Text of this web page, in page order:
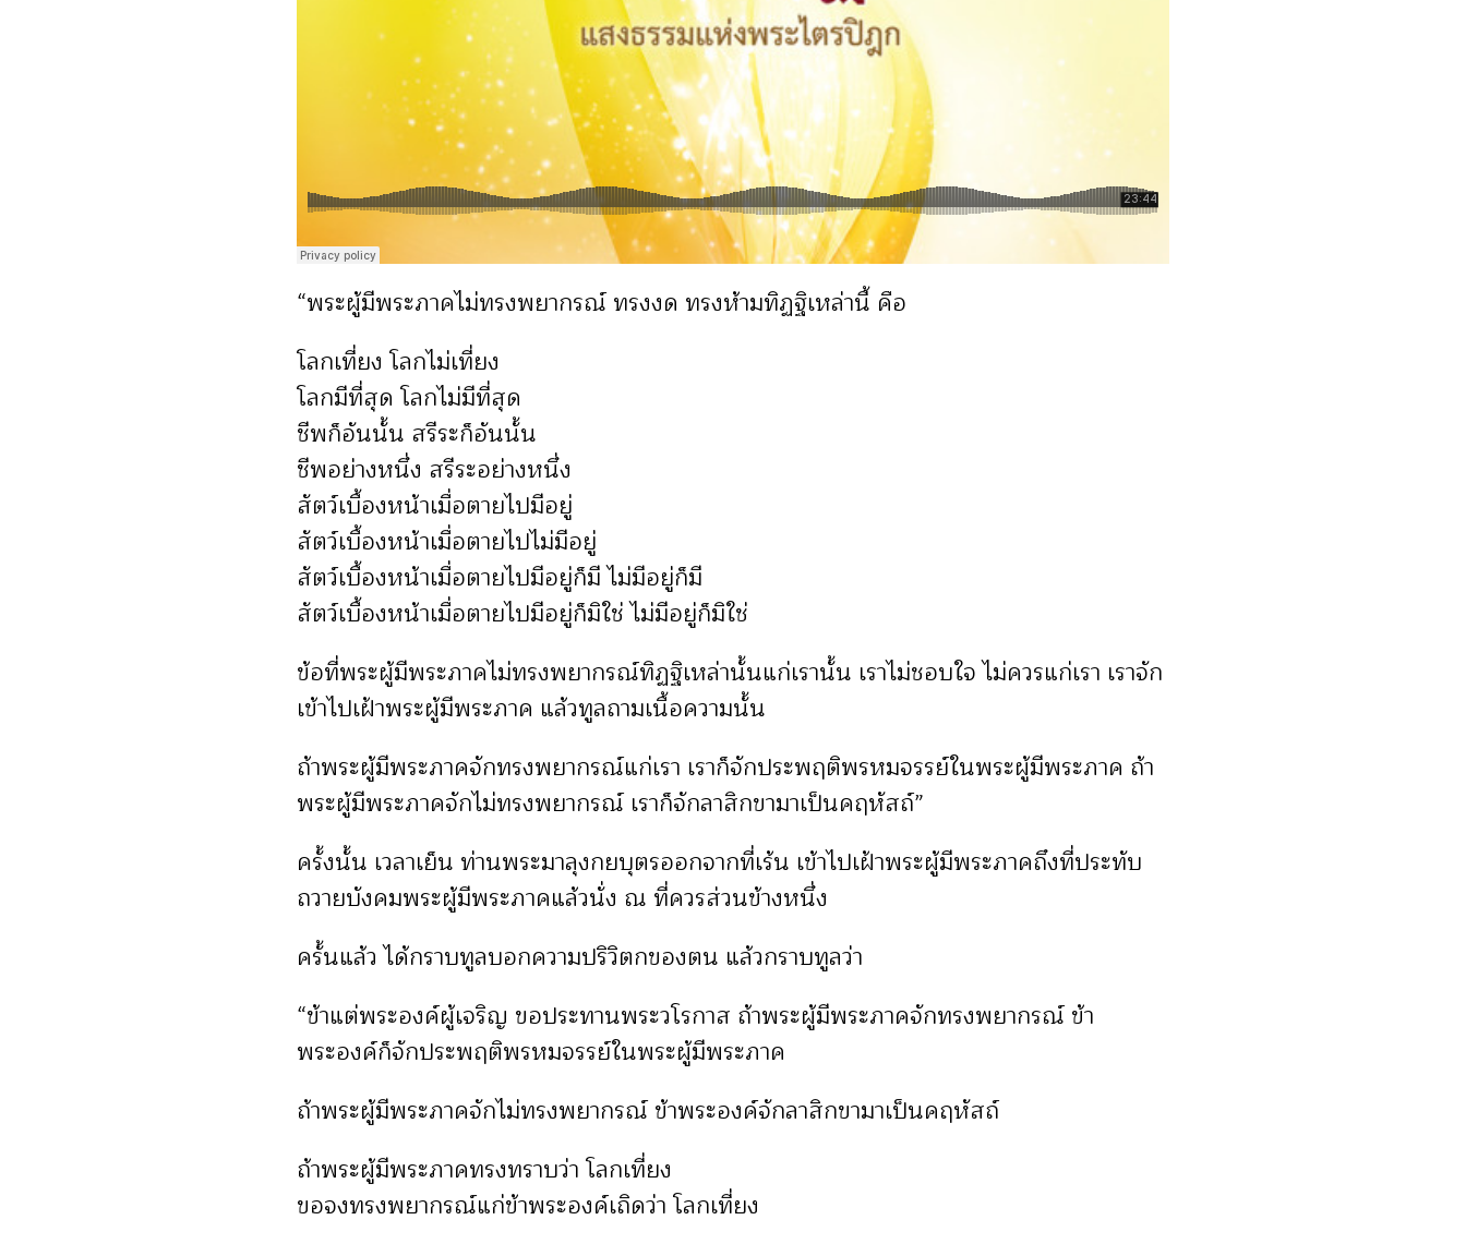
“พระผู้มีพระภาคไม่ทรงพยากรณ์ ทรงงด ทรงห้ามทิฏฐิเหล่านี้ คือ
โลกเที่ยง โลกไม่เที่ยง
โลกมีที่สุด โลกไม่มีที่สุด
ชีพก็อันนั้น สรีระก็อันนั้น
ชีพอย่างหนึ่ง สรีระอย่างหนึ่ง
สัตว์เบื้องหน้าเมื่อตายไปมีอยู่
สัตว์เบื้องหน้าเมื่อตายไปไม่มีอยู่
สัตว์เบื้องหน้าเมื่อตายไปมีอยู่ก็มี ไม่มีอยู่ก็มี
สัตว์เบื้องหน้าเมื่อตายไปมีอยู่ก็มิใช่ ไม่มีอยู่ก็มิใช่
ข้อที่พระผู้มีพระภาคไม่ทรงพยากรณ์ทิฏฐิเหล่านั้นแก่เรานั้น เราไม่ชอบใจ ไม่ควรแก่เรา เราจัก
เข้าไปเฝ้าพระผู้มีพระภาค แล้วทูลถามเนื้อความนั้น
ถ้าพระผู้มีพระภาคจักทรงพยากรณ์แก่เรา เราก็จักประพฤติพรหมจรรย์ในพระผู้มีพระภาค ถ้า
พระผู้มีพระภาคจักไม่ทรงพยากรณ์ เราก็จักลาสิกขามาเป็นคฤหัสถ์”
ครั้งนั้น เวลาเย็น ท่านพระมาลุงกยบุตรออกจากที่เร้น เข้าไปเฝ้าพระผู้มีพระภาคถึงที่ประทับ
ถวายบังคมพระผู้มีพระภาคแล้วนั่ง ณ ที่ควรส่วนข้างหนึ่ง
ครั้นแล้ว ได้กราบทูลบอกความปริวิตกของตน แล้วกราบทูลว่า
“ข้าแต่พระองค์ผู้เจริญ ขอประทานพระวโรกาส ถ้าพระผู้มีพระภาคจักทรงพยากรณ์ ข้า
พระองค์ก็จักประพฤติพรหมจรรย์ในพระผู้มีพระภาค
ถ้าพระผู้มีพระภาคจักไม่ทรงพยากรณ์ ข้าพระองค์จักลาสิกขามาเป็นคฤหัสถ์
ถ้าพระผู้มีพระภาคทรงทราบว่า โลกเที่ยง
ขอจงทรงพยากรณ์แก่ข้าพระองค์เถิดว่า โลกเที่ยง